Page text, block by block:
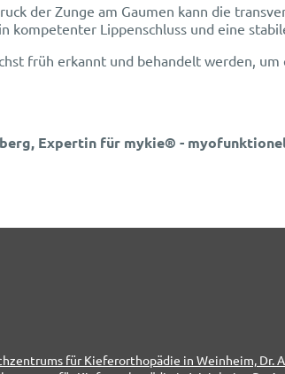
der Zunge am Gaumen kann die
kompetenter Lippenschluss und eine
früh erkannt und behandelt werden,
Expertin für mykie® -